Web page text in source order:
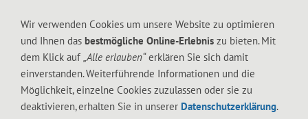
vom Kinderprogramm bis zur Tischzauberei. Lassen Sie sich faszinieren von
meiner Zauber-Sprech-Show, angerührt mit sprachlichen Sequenzen,
gewürzt mit Gags und visuellen Illusionen wie Kaninchen, Vasen, Seilen,
Wir verwenden Cookies um unsere Website zu optimieren
und Ihnen das bestmögliche Online-Erlebnis zu bieten. Mit
dem Klick auf „Alle erlauben“erklären Sie sich damit
einverstanden. Weiterführende Informationen und die
Möglichkeit, einzelne Cookies zuzulassen oder sie zu
deaktivieren, erhalten Sie in unserer Datenschutzerklärung.